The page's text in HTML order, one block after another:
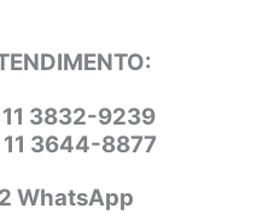
3832-9239
3644-8877
WhatsApp